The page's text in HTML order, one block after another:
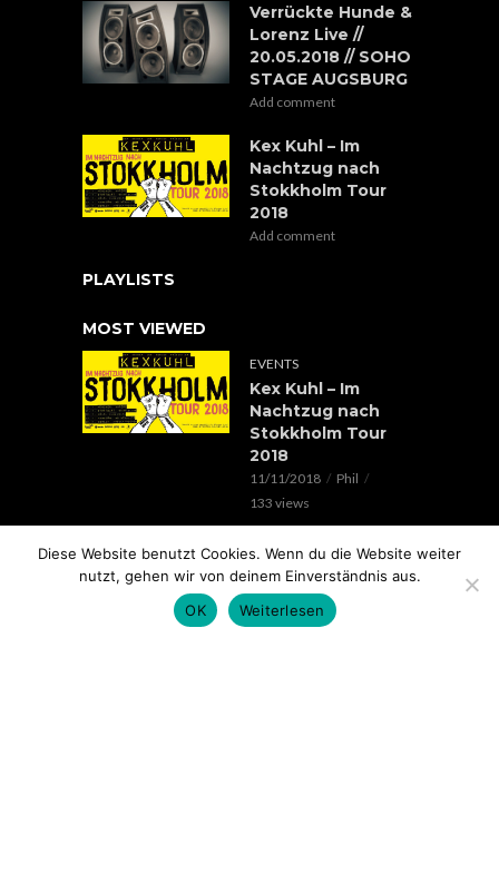
Verrückte Hunde &
Lorenz Live //
20.05.2018 // SOHO
STAGE AUGSBURG
Add comment
Kex Kuhl – Im
Nachtzug nach
Stokkholm Tour
2018
Add comment
PLAYLISTS
MOST VIEWED
EVENTS
Kex Kuhl – Im
Nachtzug nach
Stokkholm Tour
2018
11/11/2018
Phil
133 views
EVENTS
Verrückte Hunde &
Lorenz Live //
20.05.2018 // SOHO
Diese Website benutzt Cookies. Wenn du die Website weiter
nutzt, gehen wir von deinem Einverständnis aus.
OK
Weiterlesen